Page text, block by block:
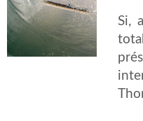
Si,